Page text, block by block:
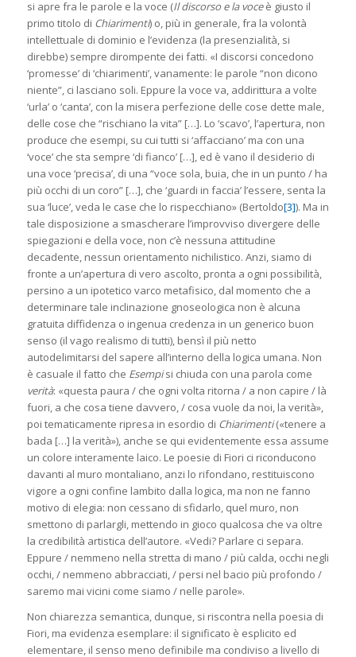
si apre fra le parole e la voce (Il discorso e la voceè giusto il
primo titolo di Chiarimenti) o, più in generale, fra la volontà
intellettuale di dominio e l’evidenza (la presenzialità, si
direbbe) sempre dirompente dei fatti. «I discorsi concedono
‘promesse’ di ‘chiarimenti’, vanamente: le parole “non dicono
niente”, ci lasciano soli. Eppure la voce va, addirittura a volte
‘urla’ o ‘canta’, con la misera perfezione delle cose dette male,
delle cose che “rischiano la vita” […]. Lo ‘scavo’, l’apertura, non
produce che esempi, su cui tutti si ‘affacciano’ ma con una
‘voce’ che sta sempre ‘di fianco’ […], ed è vano il desiderio di
una voce ‘precisa’, di una “voce sola, buia, che in un punto / ha
più occhi di un coro” […], che ‘guardi in faccia’ l’essere, senta la
sua ‘luce’, veda le case che lo rispecchiano» (Bertoldo[3]). Ma in
tale disposizione a smascherare l’improvviso divergere delle
spiegazioni e della voce, non c’è nessuna attitudine
decadente, nessun orientamento nichilistico. Anzi, siamo di
fronte a un’apertura di vero ascolto, pronta a ogni possibilità,
persino a un ipotetico varco metafisico, dal momento che a
determinare tale inclinazione gnoseologica non è alcuna
gratuita diffidenza o ingenua credenza in un generico buon
senso (il vago realismo di tutti), bensì il più netto
autodelimitarsi del sapere all’interno della logica umana. Non
è casuale il fatto che Esempisi chiuda con una parola come
verità: «questa paura / che ogni volta ritorna / a non capire / là
fuori, a che cosa tiene davvero, / cosa vuole da noi, la verità»,
poi tematicamente ripresa in esordio di Chiarimenti(«tenere a
bada […] la verità»), anche se qui evidentemente essa assume
un colore interamente laico. Le poesie di Fiori ci riconducono
davanti al muro montaliano, anzi lo rifondano, restituiscono
vigore a ogni confine lambito dalla logica, ma non ne fanno
motivo di elegia: non cessano di sfidarlo, quel muro, non
smettono di parlargli, mettendo in gioco qualcosa che va oltre
la credibilità artistica dell’autore. «Vedi? Parlare ci separa.
Eppure / nemmeno nella stretta di mano / più calda, occhi negli
occhi, / nemmeno abbracciati, / persi nel bacio più profondo /
saremo mai vicini come siamo / nelle parole».
Non chiarezza semantica, dunque, si riscontra nella poesia di
Fiori, ma evidenza esemplare: il significato è esplicito ed
elementare, il senso meno definibile ma condiviso a livello di